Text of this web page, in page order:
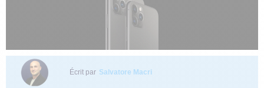
Écrit par Salvatore Macri